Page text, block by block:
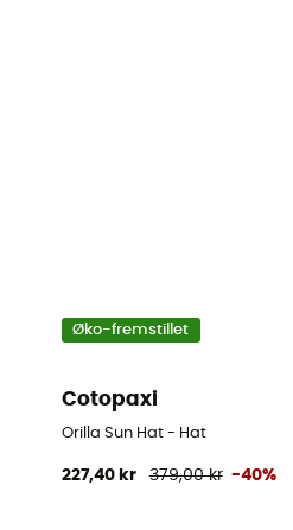
Øko-fremstillet
Cotopaxi
Orilla Sun Hat - Hat
227,40 kr 379,00 kr -40%